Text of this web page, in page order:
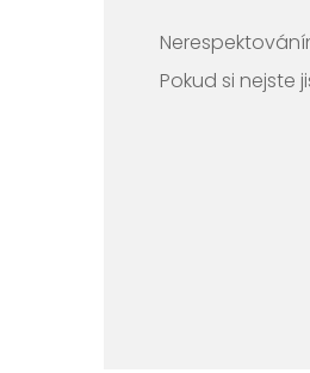
Pokud si